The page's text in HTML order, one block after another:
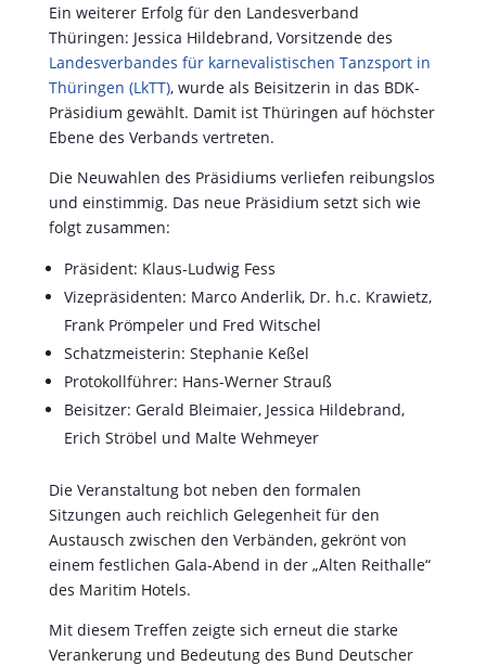
Ein weiterer Erfolg für den Landesverband
Thüringen: Jessica Hildebrand, Vorsitzende des
Landesverbandes für karnevalistischen Tanzsport in
Thüringen (LkTT), wurde als Beisitzerin in das BDK-
Präsidium gewählt. Damit ist Thüringen auf höchster
Ebene des Verbands vertreten.
Die Neuwahlen des Präsidiums verliefen reibungslos
und einstimmig. Das neue Präsidium setzt sich wie
folgt zusammen:
Präsident: Klaus-Ludwig Fess
Vizepräsidenten: Marco Anderlik, Dr. h.c. Krawietz,
Frank Prömpeler und Fred Witschel
Schatzmeisterin: Stephanie Keßel
Protokollführer: Hans-Werner Strauß
Beisitzer: Gerald Bleimaier, Jessica Hildebrand,
Erich Ströbel und Malte Wehmeyer
Die Veranstaltung bot neben den formalen
Sitzungen auch reichlich Gelegenheit für den
Austausch zwischen den Verbänden, gekrönt von
einem festlichen Gala-Abend in der „Alten Reithalle“
des Maritim Hotels.
Mit diesem Treffen zeigte sich erneut die starke
Verankerung und Bedeutung des Bund Deutscher